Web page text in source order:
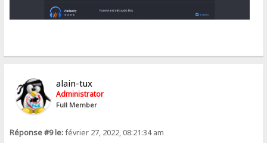
alain-tux
Administrator
Full Member
Réponse #9 le:février 27, 2022, 08:21:34 am